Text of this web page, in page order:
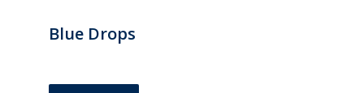
Blue Drops